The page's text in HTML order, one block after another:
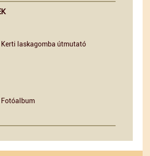
Kerti laskagomba útmutató
Fotóalbum